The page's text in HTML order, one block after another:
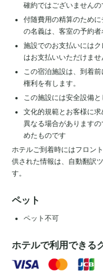
確約ではございません
付随費用の精算のため
の名義は、客室の予約
施設でのお支払いには
はお支払いいただけませ
この宿泊施設は、到着
権利を有します。
この施設には安全設備
文化的規範とお客様に
異なる場合があります
めたものです
ホテルご到着時にはフロン
供された情報は、自動翻訳
す。
ペット
ペット不可
ホテルで利用できる